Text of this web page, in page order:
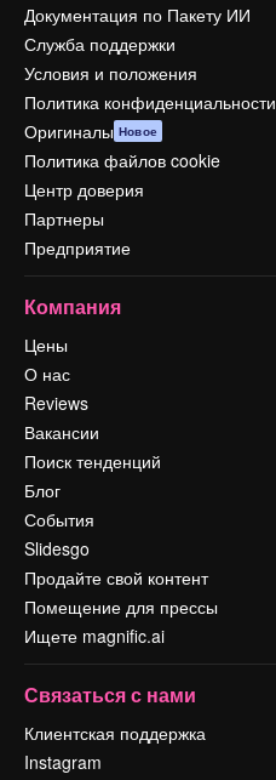
Документация по Пакету ИИ
Служба поддержки
Условия и положения
Политика конфиденциальности
Оригиналы Новое
Политика файлов cookie
Центр доверия
Партнеры
Предприятие
Компания
Цены
О нас
Reviews
Вакансии
Поиск тенденций
Блог
События
Slidesgo
Продайте свой контент
Помещение для прессы
Ищете magnific.ai
Связаться с нами
Клиентская поддержка
Instagram